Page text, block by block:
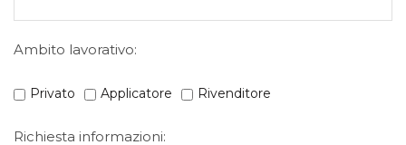
Ambito lavorativo:
Privato Applicatore Rivenditore
Richiesta informazioni: